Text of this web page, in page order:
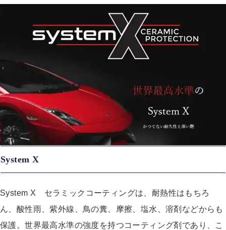
System X
System X セラミックコーティングは、耐熱性はもちろ
ん、酸性雨、紫外線、鳥の糞、摩擦、塩水、溶剤などからも
保護。世界最高水準の強度を持つコーティング剤であり、こ